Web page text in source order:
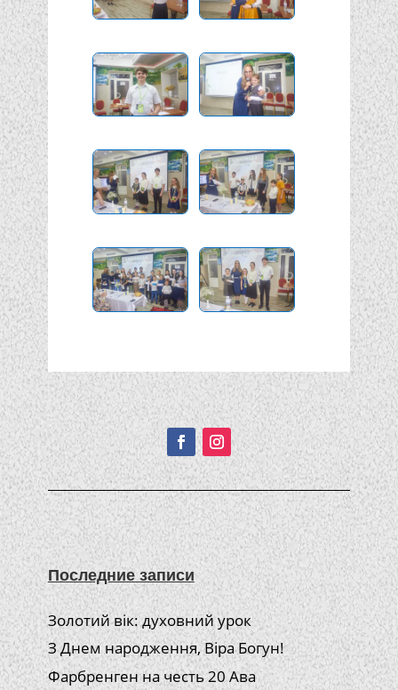
Подписывайтесь!
Последние записи
Золотий вік: духовний урок
З Днем народження, Віра Богун!
Фарбренген на честь 20 Ава